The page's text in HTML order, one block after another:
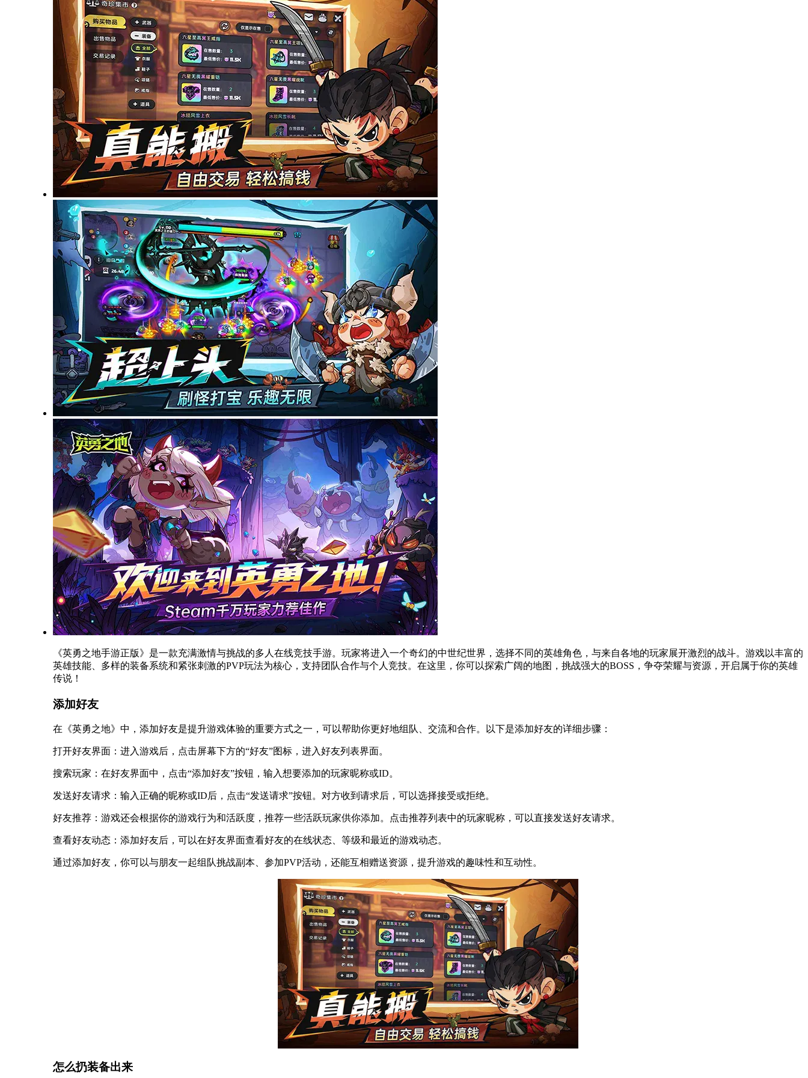
《英勇之地手游正版》是一款充满激情与挑战的多人在线竞技手游。玩家将进入一个奇幻的中世纪世界，选择不同的英雄角色，与来自各地的玩家展开激烈的战斗。游戏以丰富的
英雄技能、多样的装备系统和紧张刺激的PVP玩法为核心，支持团队合作与个人竞技。在这里，你可以探索广阔的地图，挑战强大的BOSS，争夺荣耀与资源，开启属于你的英雄
传说！
添加好友
在《英勇之地》中，添加好友是提升游戏体验的重要方式之一，可以帮助你更好地组队、交流和合作。以下是添加好友的详细步骤：
打开好友界面：进入游戏后，点击屏幕下方的“好友”图标，进入好友列表界面。
搜索玩家：在好友界面中，点击“添加好友”按钮，输入想要添加的玩家昵称或ID。
发送好友请求：输入正确的昵称或ID后，点击“发送请求”按钮。对方收到请求后，可以选择接受或拒绝。
好友推荐：游戏还会根据你的游戏行为和活跃度，推荐一些活跃玩家供你添加。点击推荐列表中的玩家昵称，可以直接发送好友请求。
查看好友动态：添加好友后，可以在好友界面查看好友的在线状态、等级和最近的游戏动态。
通过添加好友，你可以与朋友一起组队挑战副本、参加PVP活动，还能互相赠送资源，提升游戏的趣味性和互动性。
怎么扔装备出来